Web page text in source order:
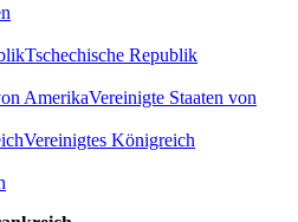
Tschechische Republik
Vereinigte Staaten von
Vereinigtes Königreich